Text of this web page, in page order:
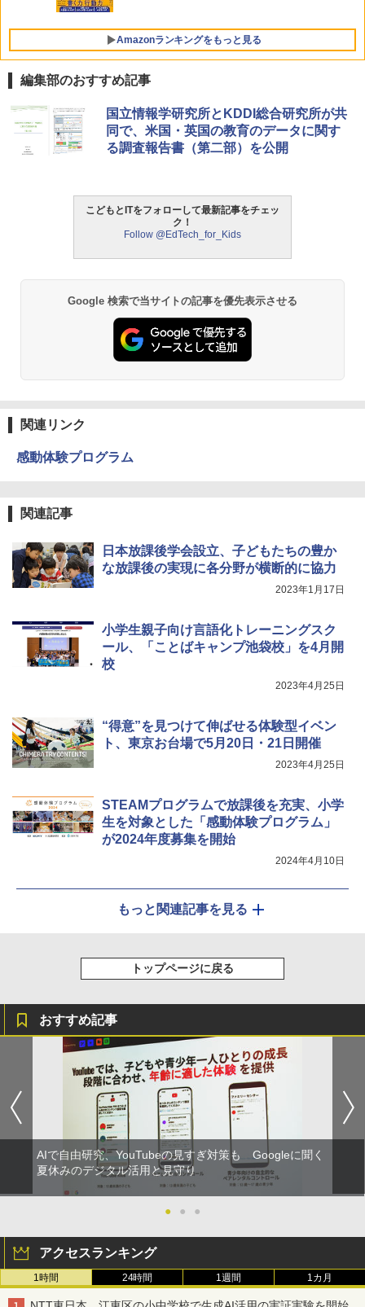
ンツが1年間使い放題
￥26,980
Amazonランキングをもっと見る
ThinkFun ボードゲーム 「サーキット・
メイズ」 配線回路をプログラミングする
日本語説明書付 8歳~ 76341 誕生日 クリ
スマス
モルカ: 原子・分子に強くなるカードゲ
ーム
物理実験モデル楽器電磁気教材を教える
ダルトンボード/ゴルトンボード物理学、
4
エンスツール
￥849
5 Fernrohr:実験用キャビネット
編集部のおすすめ記事
国立情報学研究所とKDDI総合研究所が共
同で、米国・英国の教育のデータに関す
る調査報告書（第二部）を公開
こどもとITをフォローして最新記事をチェッ
ク！
Follow @EdTech_for_Kids
Google 検索で当サイトの記事を優先表示させる
関連リンク
感動体験プログラム
関連記事
日本放課後学会設立、子どもたちの豊か
な放課後の実現に各分野が横断的に協力
2023年1月17日
小学生親子向け言語化トレーニングスク
ール、「ことばキャンプ池袋校」を4月開
校
2023年4月25日
“得意”を見つけて伸ばせる体験型イベン
ト、東京お台場で5月20日・21日開催
2023年4月25日
STEAMプログラムで放課後を充実、小学
生を対象とした「感動体験プログラム」
が2024年度募集を開始
2024年4月10日
もっと関連記事を見る
トップページに戻る
おすすめ記事
AIで自由研究、YouTubeの見すぎ対策も Googleに聞く
夏休みのデジタル活用と見守り
● ● ●
アクセスランキング
1時間 24時間 1週間 1カ月